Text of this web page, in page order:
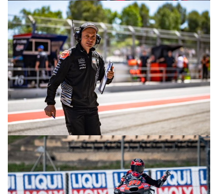
© intactGP
© intactGP